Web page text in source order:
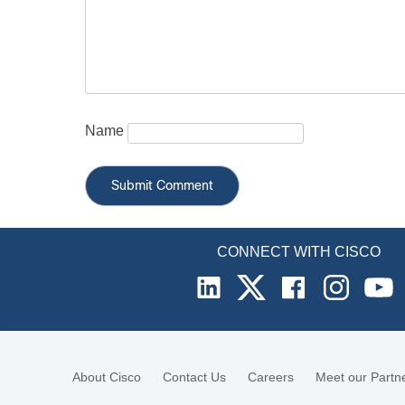
Name
CONNECT WITH CISCO